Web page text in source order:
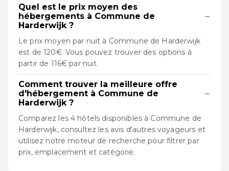
Quel est le prix moyen des
hébergements à Commune de
Harderwijk ?
−
Le prix moyen par nuit à Commune de Harderwijk
est de 120€. Vous pouvez trouver des options à
partir de 116€ par nuit.
Comment trouver la meilleure offre
d'hébergement à Commune de
Harderwijk ?
−
Comparez les 4 hôtels disponibles à Commune de
Harderwijk, consultez les avis d'autres voyageurs et
utilisez notre moteur de recherche pour filtrer par
prix, emplacement et catégorie.